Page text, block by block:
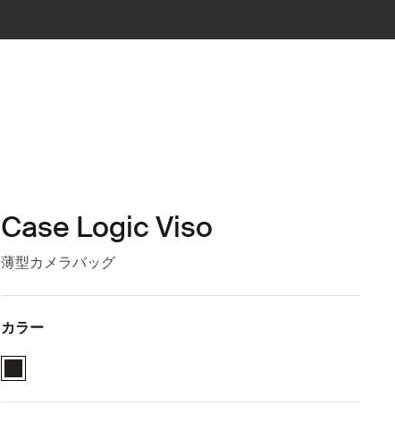
Case Logic Viso
薄型カメラバッグ
カラー
Case Logic Viso Slim Camera Backpack 黒 (selected)